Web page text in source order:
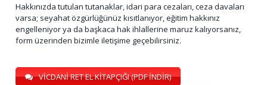
Hakkınızda tutulan tutanaklar, idari para cezaları, ceza davaları
varsa; seyahat özgürlüğünüz kısıtlanıyor, eğitim hakkınız
engelleniyor ya da başkaca hak ihlallerine maruz kalıyorsanız,
form üzerinden bizimle iletişime geçebilirsiniz.
VİCDANİ RET EL KİTAPÇIĞI (PDF İNDİR)